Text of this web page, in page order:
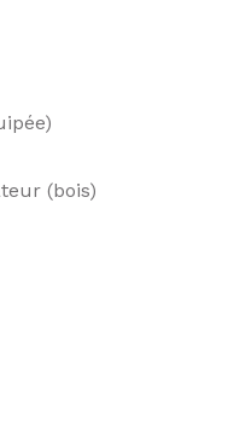
(bois)